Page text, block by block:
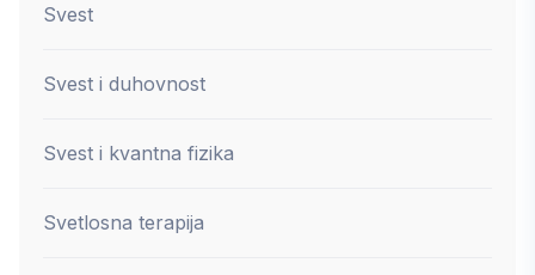
Svest
Svest i duhovnost
Svest i kvantna fizika
Svetlosna terapija